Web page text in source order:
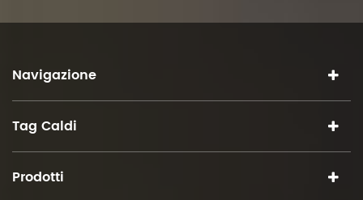
Navigazione
Tag Caldi
Prodotti